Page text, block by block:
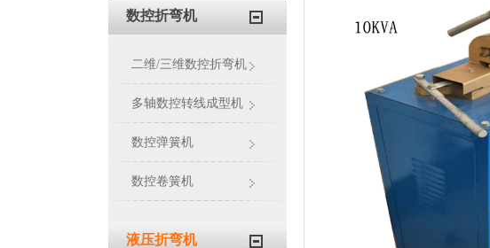
数控折弯机
二维/三维数控折弯机
多轴数控转线成型机
数控弹簧机
数控卷簧机
液压折弯机